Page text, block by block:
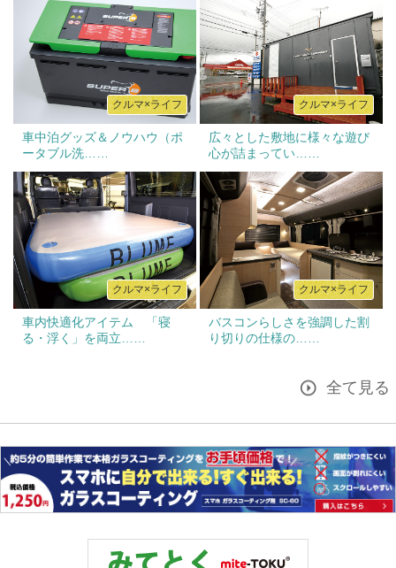
クルマ×ライフ
車中泊グッズ＆ノウハウ（ポ
ータブル洗……
クルマ×ライフ
広々とした敷地に様々な遊び
心が詰まってい……
クルマ×ライフ
車内快適化アイテム 「寝
る・浮く」を両立……
クルマ×ライフ
バスコンらしさを強調した割
り切りの仕様の……
全て見る